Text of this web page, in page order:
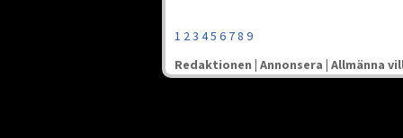
1 23 45 6 78 9
Redaktionen | Annonsera | Allmänna